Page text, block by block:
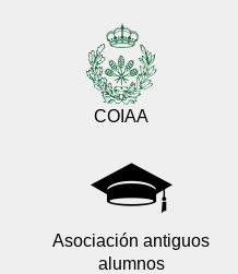
COIAA
Asociación antiguos
alumnos